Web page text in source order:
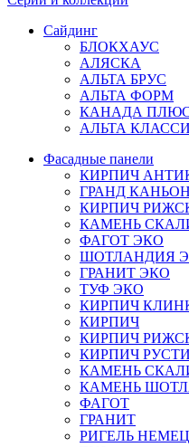
Сайдинг
БЛОКХАУС
АЛЯСКА
АЛЬТА БРУС
АЛЬТА ФОРМ
КАНАДА
АЛЬТА
Фасадные панели
КИРПИЧ
ГРАНД
КИРПИЧ
КАМЕНЬ
ФАГОТ ЭКО
ШОТЛАНДИЯ
ГРАНИТ ЭКО
ТУФ ЭКО
КИРПИЧ
КИРПИЧ
КИРПИЧ
КИРПИЧ
КАМЕНЬ
КАМЕНЬ
ФАГОТ
ГРАНИТ
РИГЕЛЬ